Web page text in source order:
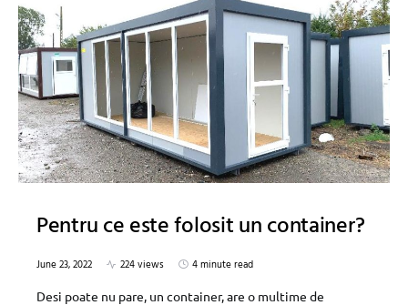
Pentru ce este folosit un container?
June 23, 2022 224 views
4 minute read
Desi poate nu pare, un container, are o multime de